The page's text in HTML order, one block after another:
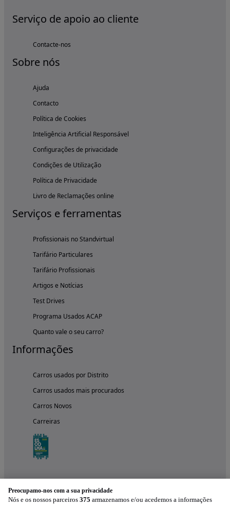
Serviço de apoio ao cliente
Contacte-nos
Sobre nós
Ajuda
Contacto
Política de Cookies
Inteligência Artificial Responsável
Configurações de privacidade
Condições de Utilização
Política de Privacidade
Livro de Reclamações online
Serviços e ferramentas
Profissionais no Standvirtual
Tarifário Particulares
Tarifário Profissionais
Artigos e Notícias
Test Drives
Programa Usados ACAP
Quanto vale o seu carro?
Informações
Carros usados por Distrito
Carros usados mais procurados
Carros Novos
Carreiras
Preocupamo-nos com a sua privacidade
Nós e os nossos parceiros 375 armazenamos e/ou acedemos a informações